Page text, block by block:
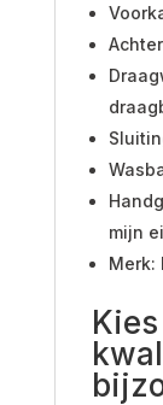
mijn
Merk: